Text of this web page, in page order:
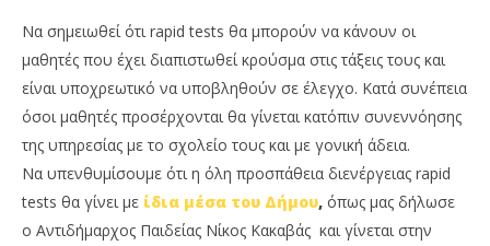
Να σημειωθεί ότι rapid tests θα μπορούν να κάνουν οι
μαθητές που έχει διαπιστωθεί κρούσμα στις τάξεις τους και
είναι υποχρεωτικό να υποβληθούν σε έλεγχο. Κατά συνέπεια
όσοι μαθητές προσέρχονται θα γίνεται κατόπιν συνεννόησης
της υπηρεσίας με το σχολείο τους και με γονική άδεια.
Να υπενθυμίσουμε ότι η όλη προσπάθεια διενέργειας rapid
tests θα γίνει με ίδια μέσα του Δήμου, όπως μας δήλωσε
ο Αντιδήμαρχος Παιδείας Νίκος Κακαβάς και γίνεται στην